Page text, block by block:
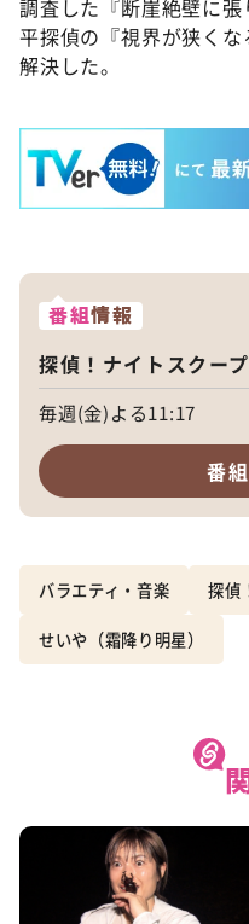
調査した『断崖絶壁に
平探偵の『視界が狭く
解決した。
番組情報
探偵！ナイトスクープ
毎週(金)よる11:17
番
バラエティ・音楽 探偵
せいや（霜降り明星）